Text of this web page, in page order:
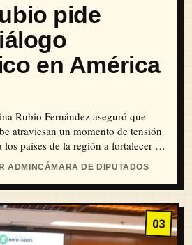
pide
en América
Rubio Fernández aseguró que
atraviesan un momento de tensión
países de la región a fortalecer el
internacional para enfrentar
rebasan las fronteras nacionales.
ADMINCÁMARA DE DIPUTADOS
03